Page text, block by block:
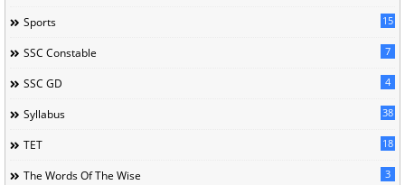
Sports 15
SSC Constable 7
SSC GD 4
Syllabus 38
TET 18
The Words Of The Wise 3